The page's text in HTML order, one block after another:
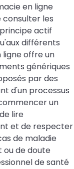
en ligne
consulter les
actif
différents
ligne offre un
génériques
par des
d'un processus
un
lire
et de respecter
de maladie
de doute
de santé